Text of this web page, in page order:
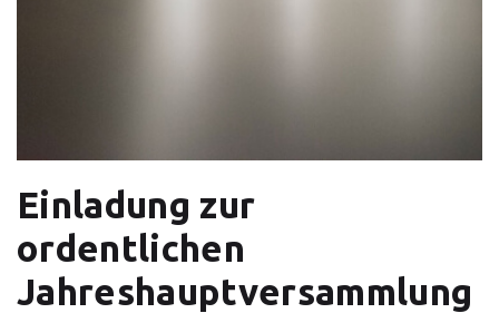
Einladung zur
ordentlichen
Jahreshauptversammlung